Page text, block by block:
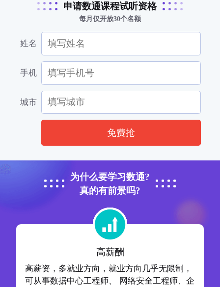
申请数通课程试听资格
每月仅开放30个名额
姓名
手机
城市
免费抢
为什么要学习数通?
真的有前景吗?
高薪酬
高薪资，多就业方向，就业方向几乎无限制，
可从事数据中心工程师、 网络安全工程师、企